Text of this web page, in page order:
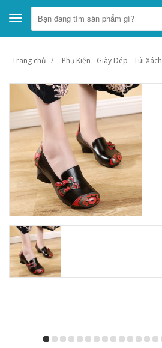
Toggle
navigation
Trang chủ Phụ Kiện - Giày Dép - Túi Xách